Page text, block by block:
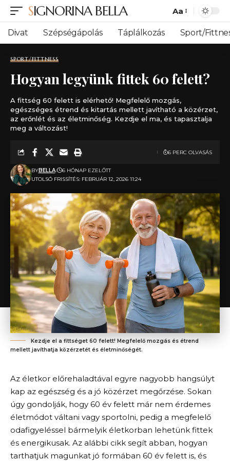
SIGNORINA BELLA
Font
Resizer
Aa
Divat Szépségápolás Táplálkozás Sport/
SPORT/FITTNESS
Hogyan legyünk fittek 60 felett​?
A fittség 60 felett is elérhető! Megfelelő mozgás,
egészséges étrend és kitartás mellett javítható a közérzet,
az erőnlét és az életminőség. Kezdje el ma, és tapasztalja
meg a változást!
UTOLSÓ FRISSÍTÉS: FEBRUÁR 12, 2026 11:24
BYBELLA 6 HÓNAP EZELŐTT
6 PERC OLVASÁS
Kezdje el a fittséget 60 felett! Megfelelő mozgás és étrend
mellett javíthatja közérzetét és életminőségét.
Az életkor előrehaladtával egyre nagyobb hangsúlyt
kap az egészség és a jó közérzet megőrzése. Sokan
úgy gondolják, hogy 60 év felett már nem érdemes
életmódot váltani vagy sportolni, pedig a megfelelő
odafigyeléssel bármelyik életkorban lehetünk fittek
és energikusak. Az alábbi cikk segít abban, hogyan
tarthatjuk magunkat jó formában 60 év felett is, és